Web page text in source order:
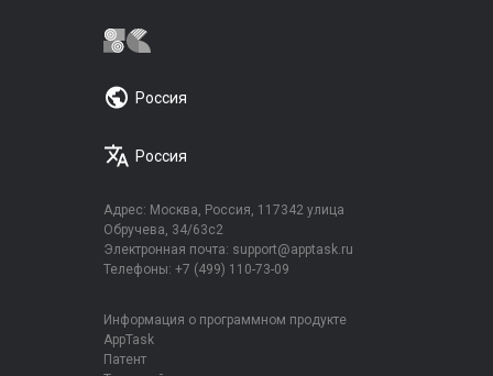
Россия
Россия
Адрес: Москва, Россия, 117342 улица
Обручева, 34/63с2
Электронная почта: support@apptask.ru
Телефоны: +7 (499) 110-73-09
Информация о программном продукте
AppTask
Патент